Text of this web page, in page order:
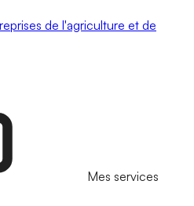
de l'agriculture et de
Mes services